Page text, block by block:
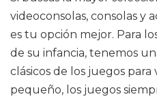
videoconsolas, consolas y
es tu opción mejor. Para
de su infancia, tenemos
clásicos de los juegos para
pequeño, los juegos